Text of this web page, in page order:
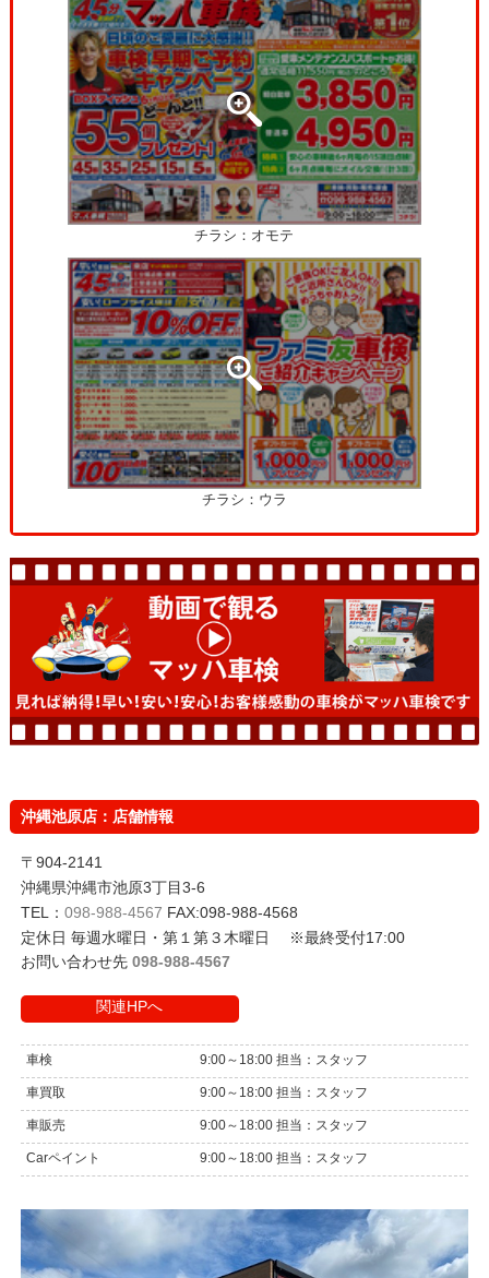
チラシ：オモテ
チラシ：ウラ
沖縄池原店：店舗情報
〒904-2141
沖縄県沖縄市池原3丁目3-6
TEL： 098-988-4567 FAX:098-988-4568
定休日 毎週水曜日・第１第３木曜日 ※最終受付17:00
お問い合わせ先 098-988-4567
関連HPへ
車検 9:00～18:00 担当：スタッフ
車買取 9:00～18:00 担当：スタッフ
車販売 9:00～18:00 担当：スタッフ
Carペイント 9:00～18:00 担当：スタッフ